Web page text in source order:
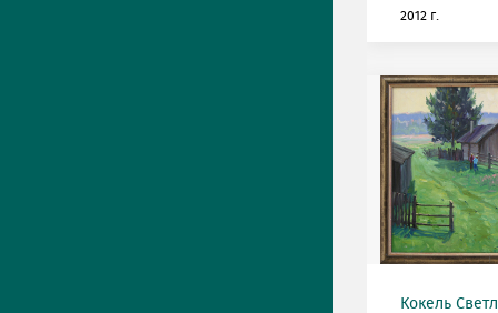
2012 г.
Кокель